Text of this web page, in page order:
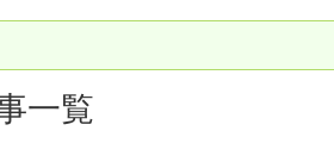
一覧